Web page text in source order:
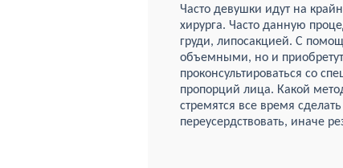
Часто девушки идут на
хирурга. Часто данную
груди, липосакцией. С
объемными, но и
проконсультироваться со
пропорций лица. Какой
стремятся все время
переусердствовать, иначе